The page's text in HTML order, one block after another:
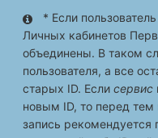
* Если
Личных кабинетов
объединены. В таком
пользователя, а все
старых ID. Если сервис
новым ID, то перед тем
запись рекомендуется